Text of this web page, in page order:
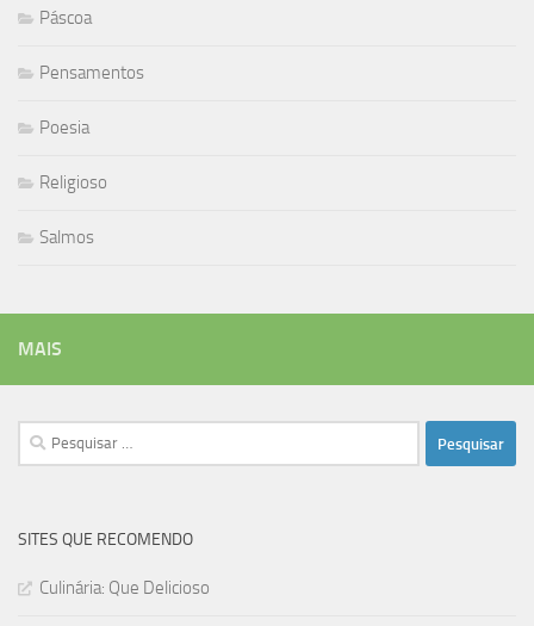
Páscoa
Pensamentos
Poesia
Religioso
Salmos
MAIS
Pesquisar
por:
SITES QUE RECOMENDO
Culinária: Que Delicioso